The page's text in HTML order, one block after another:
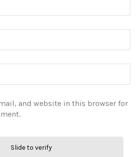
and website in this browser for
Slide to verify